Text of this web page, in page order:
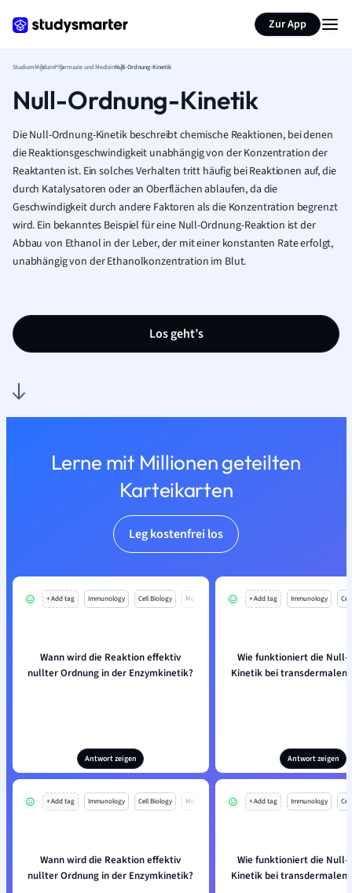
Zur App
StudiumMedizinPharmazie und MedizinNull-Ordnung-Kinetik
Null-Ordnung-Kinetik
Die Null-Ordnung-Kinetik beschreibt chemische Reaktionen, bei denen
die Reaktionsgeschwindigkeit unabhängig von der Konzentration der
Reaktanten ist. Ein solches Verhalten tritt häufig bei Reaktionen auf, die
durch Katalysatoren oder an Oberflächen ablaufen, da die
Geschwindigkeit durch andere Faktoren als die Konzentration begrenzt
wird. Ein bekanntes Beispiel für eine Null-Ordnung-Reaktion ist der
Abbau von Ethanol in der Leber, der mit einer konstanten Rate erfolgt,
unabhängig von der Ethanolkonzentration im Blut.
Los geht’s
Lerne mit Millionen geteilten
Karteikarten
Leg kostenfrei los
+ Add tag Immunology Cell Biology Mo
Wann wird die Reaktion effektiv
nullter Ordnung in der Enzymkinetik?
Antwort zeigen
+ Add tag Immunology
Wie funktioniert die Null-
Kinetik bei transdermalen
Antwort zeigen
+ Add tag Immunology Cell Biology Mo
Wann wird die Reaktion effektiv
nullter Ordnung in der Enzymkinetik?
+ Add tag Immunology
Wie funktioniert die Null-
Kinetik bei transdermalen